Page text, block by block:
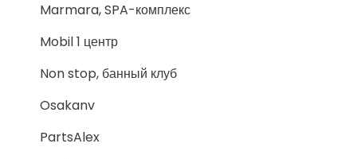
Marmara, SPA-комплекс
Mobil 1 центр
Non stop, банный клуб
Osakanv
PartsAlex